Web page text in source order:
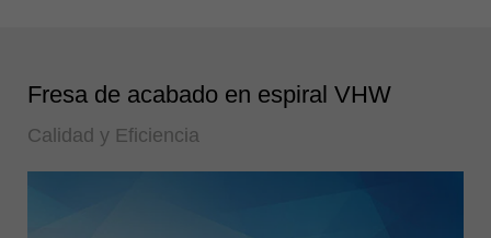
Fresa de acabado en espiral VHW
Calidad y Eficiencia